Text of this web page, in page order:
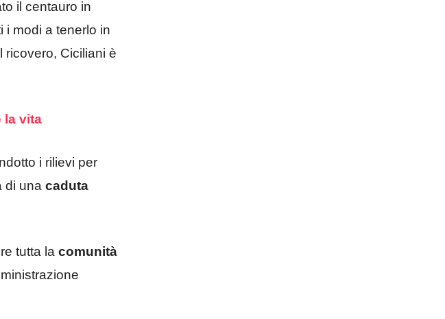
il centauro in
i modi a tenerlo in
ricovero, Ciciliani è
la vita
i rilievi per
di una caduta
tutta la comunità